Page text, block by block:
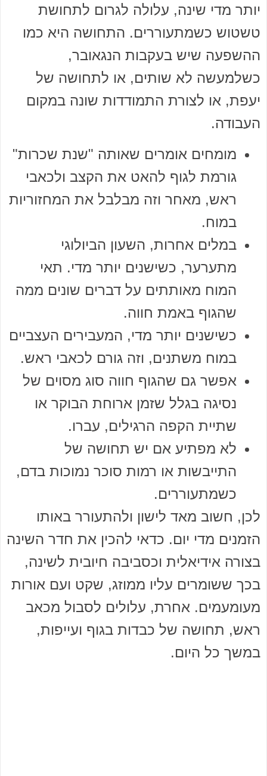
יותר מדי שינה, עלולה לגרום לתחושת
טשטוש כשמתעוררים. התחושה היא כמו
ההשפעה שיש בעקבות הנגאובר,
כשלמעשה לא שותים, או לתחושה של
יעפת, או לצורת התמודדות שונה במקום
העבודה.
מומחים אומרים שאותה "שנת שכרות"
גורמת לגוף להאט את הקצב ולכאבי
ראש, מאחר וזה מבלבל את המחזוריות
במוח.
במלים אחרות, השעון הביולוגי
מתערער, כשישנים יותר מדי. תאי
המוח מאותתים על דברים שונים ממה
שהגוף באמת חווה.
כשישנים יותר מדי, המעבירים העצביים
במוח משתנים, וזה גורם לכאבי ראש.
אפשר גם שהגוף חווה סוג מסוים של
נסיגה בגלל שזמן ארוחת הבוקר או
שתיית הקפה הרגילים, עברו.
לא מפתיע אם יש תחושה של
התייבשות או רמות סוכר נמוכות בדם,
כשמתעוררים.
לכן, חשוב מאד לישון ולהתעורר באותו
הזמנים מדי יום. כדאי להכין את חדר השינה
בצורה אידיאלית וכסביבה חיובית לשינה,
בכך ששומרים עליו ממוזג, שקט ועם אורות
מעומעמים. אחרת, עלולים לסבול מכאב
ראש, תחושה של כבדות בגוף ועייפות,
במשך כל היום.